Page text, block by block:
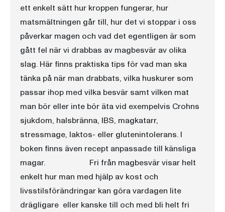
ett enkelt sätt hur kroppen fungerar, hur
matsmältningen går till, hur det vi stoppar i oss
påverkar magen och vad det egentligen är som
gått fel när vi drabbas av magbesvär av olika
slag. Här finns praktiska tips för vad man ska
tänka på när man drabbats, vilka huskurer som
passar ihop med vilka besvär samt vilken mat
man bör eller inte bör äta vid exempelvis Crohns
sjukdom, halsbränna, IBS, magkatarr,
stressmage, laktos- eller glutenintolerans. I
boken finns även recept anpassade till känsliga
magar. Fri från magbesvär visar helt
enkelt hur man med hjälp av kost och
livsstilsförändringar kan göra vardagen lite
drägligare  eller kanske till och med bli helt fri